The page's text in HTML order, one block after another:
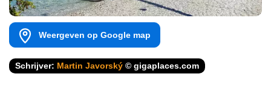
Weergeven op Google map
Schrijver: Martin Javorský © gigaplaces.com